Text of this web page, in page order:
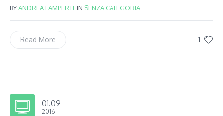
BYANDREA LAMPERTI IN SENZA CATEGORIA
1
Read More
01.09
2016